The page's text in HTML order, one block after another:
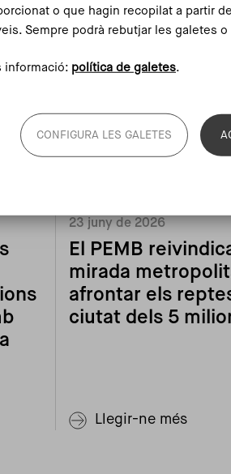
23 juny de 2026
El PEMB
mirada
afrontar els
ciutat dels 5
Llegir-ne més
o que hagin recopilat a partir
Sempre podrà rebutjar les galetes
informació: política de galetes.
CONFIGURA LES GALETES